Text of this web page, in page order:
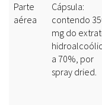
Parte
aérea
Cápsula:
contendo
mg do
a 70%, por
spray dried.